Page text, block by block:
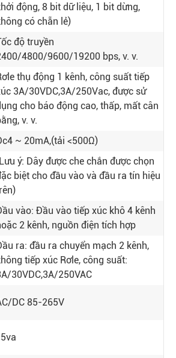
động, 8 bit dữ liệu, 1 bit dừng,
có chẵn lẻ)
độ truyền
4800/9600/19200 bps, v. v.
thụ động 1 kênh, công suất tiếp
3A/30VDC,3A/250Vac, được sử
cho báo động cao, thấp, mất cân
v. v.
~ 20mA,(tải <500Ω)
ý: Dây được che chắn được chọn
biệt cho đầu vào và đầu ra tín hiệu
vào: Đầu vào tiếp xúc khô 4 kênh
2 kênh, nguồn điện tích hợp
ra: đầu ra chuyển mạch 2 kênh,
tiếp xúc Rơle, công suất:
30VDC,3A/250VAC
DC 85-265V